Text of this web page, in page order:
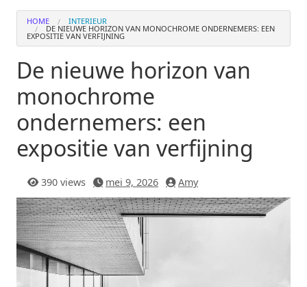
HOME INTERIEUR
DE NIEUWE HORIZON VAN MONOCHROME ONDERNEMERS: EEN
EXPOSITIE VAN VERFIJNING
De nieuwe horizon van
monochrome
ondernemers: een
expositie van verfijning
390 views mei 9, 2026 Amy